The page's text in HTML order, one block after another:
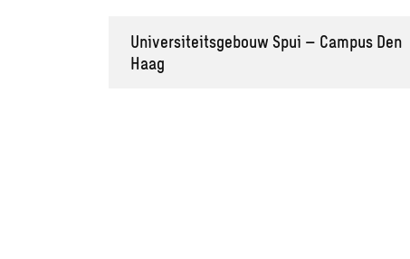
Universiteitsgebouw Spui – Campus Den
Haag